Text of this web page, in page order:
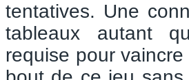
tentatives. Une
tableaux autant
requise pour